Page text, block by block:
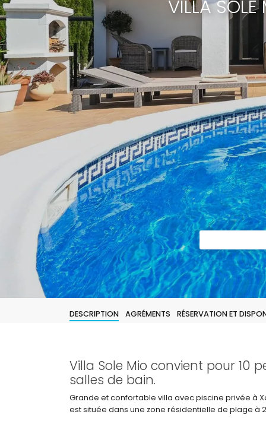
VILLA
DESCRIPTION AGRÉMENTS RÉSERVATION ET
Villa Sole Mio convient pour 10
salles de bain.
Grande et confortable villa avec piscine privée à
est située dans une zone résidentielle de plage à